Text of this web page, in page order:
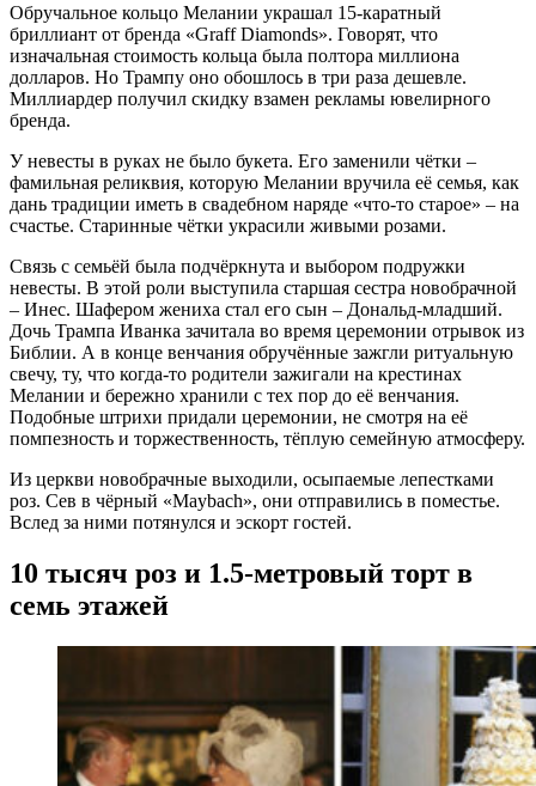
Обручальное кольцо Мелании украшал 15-каратный
бриллиант от бренда «Graff Diamonds». Говорят, что
изначальная стоимость кольца была полтора миллиона
долларов. Но Трампу оно обошлось в три раза дешевле.
Миллиардер получил скидку взамен рекламы ювелирного
бренда.
У невесты в руках не было букета. Его заменили чётки –
фамильная реликвия, которую Мелании вручила её семья, как
дань традиции иметь в свадебном наряде «что-то старое» – на
счастье. Старинные чётки украсили живыми розами.
Связь с семьёй была подчёркнута и выбором подружки
невесты. В этой роли выступила старшая сестра новобрачной
– Инес. Шафером жениха стал его сын – Дональд-младший.
Дочь Трампа Иванка зачитала во время церемонии отрывок из
Библии. А в конце венчания обручённые зажгли ритуальную
свечу, ту, что когда-то родители зажигали на крестинах
Мелании и бережно хранили с тех пор до её венчания.
Подобные штрихи придали церемонии, не смотря на её
помпезность и торжественность, тёплую семейную атмосферу.
Из церкви новобрачные выходили, осыпаемые лепестками
роз. Сев в чёрный «Maybach», они отправились в поместье.
Вслед за ними потянулся и эскорт гостей.
10 тысяч роз и 1.5-метровый торт в
семь этажей